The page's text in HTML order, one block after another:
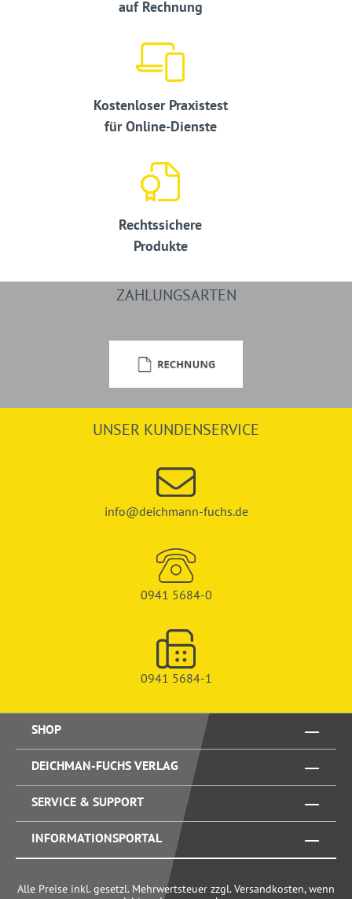
auf Rechnung
Kostenloser Praxistest
für Online-Dienste
Rechtssichere
Produkte
ZAHLUNGSARTEN
UNSER KUNDENSERVICE
info@deichmann-fuchs.de
0941 5684-0
0941 5684-1
SHOP
DEICHMAN-FUCHS VERLAG
SERVICE & SUPPORT
INFORMATIONSPORTAL
Alle Preise inkl. gesetzl. Mehrwertsteuer zzgl. Versandkosten, wenn